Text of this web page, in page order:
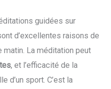
guidées sur
d’excellentes raisons de
matin. La méditation peut
, et l’efficacité de la
d’un sport. C’est la